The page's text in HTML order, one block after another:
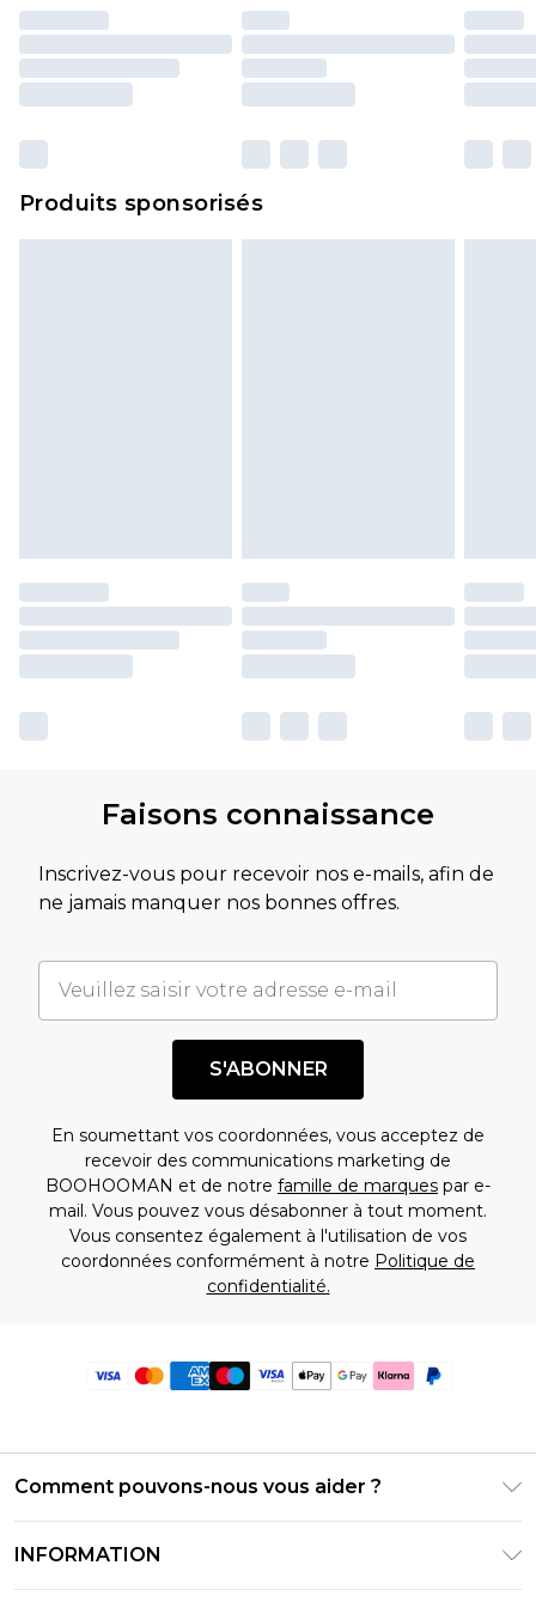
essayées en intérieur. Les articles pour la maison,
y compris le linge de lit, les matelas, les
surmatelas et les oreillers, doivent être inutilisés
n'affecte pas vos droits statutaires.
politique de retour.
Produits sponsorisés
Faisons connaissance
Inscrivez-vous pour recevoir nos e-mails, afin de
ne jamais manquer nos bonnes offres.
S'ABONNER
En soumettant vos coordonnées, vous acceptez de
recevoir des communications marketing de
BOOHOOMAN et de notre famille de marques par e-
mail. Vous pouvez vous désabonner à tout moment.
Vous consentez également à l'utilisation de vos
coordonnées conformément à notre Politique de
confidentialité.
Comment pouvons-nous vous aider ?
INFORMATION